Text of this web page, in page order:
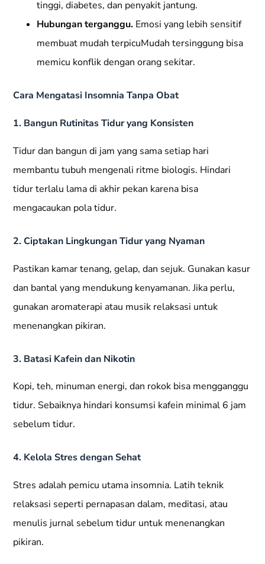
tinggi, diabetes, dan penyakit jantung.
Hubungan terganggu. Emosi yang lebih sensitif
membuat mudah terpicuMudah tersinggung bisa
memicu konflik dengan orang sekitar.
Cara Mengatasi Insomnia Tanpa Obat
1. Bangun Rutinitas Tidur yang Konsisten
Tidur dan bangun di jam yang sama setiap hari
membantu tubuh mengenali ritme biologis. Hindari
tidur terlalu lama di akhir pekan karena bisa
mengacaukan pola tidur.
2. Ciptakan Lingkungan Tidur yang Nyaman
Pastikan kamar tenang, gelap, dan sejuk. Gunakan kasur
dan bantal yang mendukung kenyamanan. Jika perlu,
gunakan aromaterapi atau musik relaksasi untuk
menenangkan pikiran.
3. Batasi Kafein dan Nikotin
Kopi, teh, minuman energi, dan rokok bisa mengganggu
tidur. Sebaiknya hindari konsumsi kafein minimal 6 jam
sebelum tidur.
4. Kelola Stres dengan Sehat
Stres adalah pemicu utama insomnia. Latih teknik
relaksasi seperti pernapasan dalam, meditasi, atau
menulis jurnal sebelum tidur untuk menenangkan
pikiran.